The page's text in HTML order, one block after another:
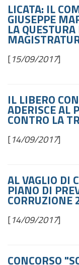
LICATA: IL
GIUSEPPE
LA
[15/09/2017]
IL LIBERO
ADERISCE AL
CONTRO LA
[14/09/2017]
AL VAGLIO DI
PIANO DI
[14/09/2017]
CONCORSO